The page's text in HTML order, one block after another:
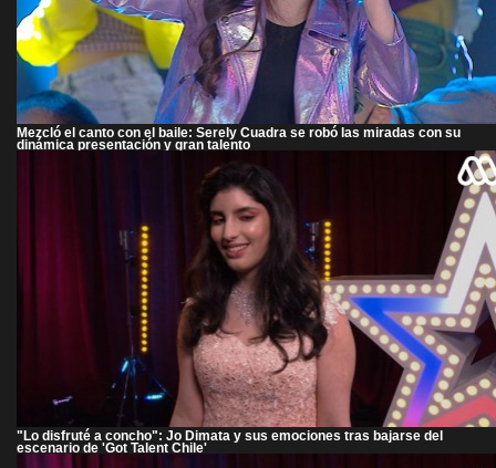
Mezcló el canto con el baile: Serely Cuadra se robó las miradas con su
dinámica presentación y gran talento
"Lo disfruté a concho": Jo Dimata y sus emociones tras bajarse del
escenario de 'Got Talent Chile'